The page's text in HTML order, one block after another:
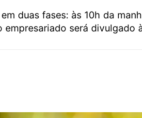
duas fases: às 10h da
será divulgado